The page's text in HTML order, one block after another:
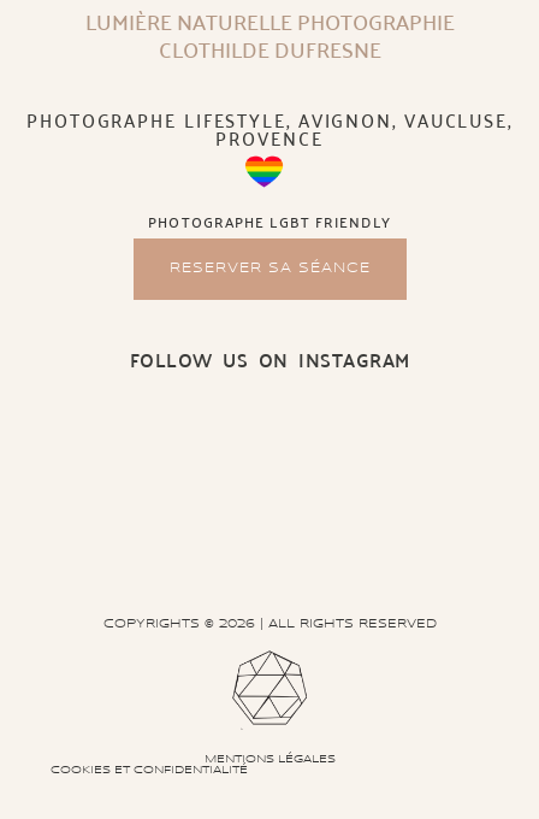
LUMIÈRE NATURELLE PHOTOGRAPHIE
CLOTHILDE DUFRESNE
PHOTOGRAPHE LIFESTYLE, AVIGNON, VAUCLUSE,
PROVENCE
PHOTOGRAPHE LGBT FRIENDLY
RESERVER SA SÉANCE
FOLLOW US ON INSTAGRAM
COPYRIGHTS © 2026 | ALL RIGHTS RESERVED
MENTIONS LÉGALES
COOKIES ET CONFIDENTIALITÉ